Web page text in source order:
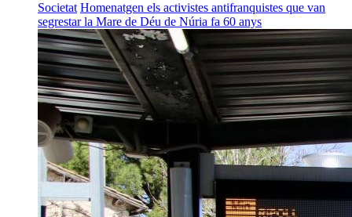
Societat Homenatgen els activistes antifranquistes que van
segrestar la Mare de Déu de Núria fa 60 anys